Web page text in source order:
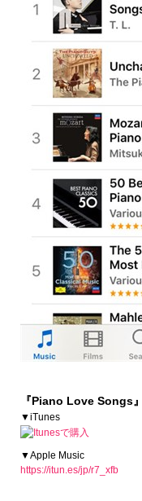
『Piano Love Songs』
▼iTunes
▼Apple Music
https://itun.es/jp/r7_xfb